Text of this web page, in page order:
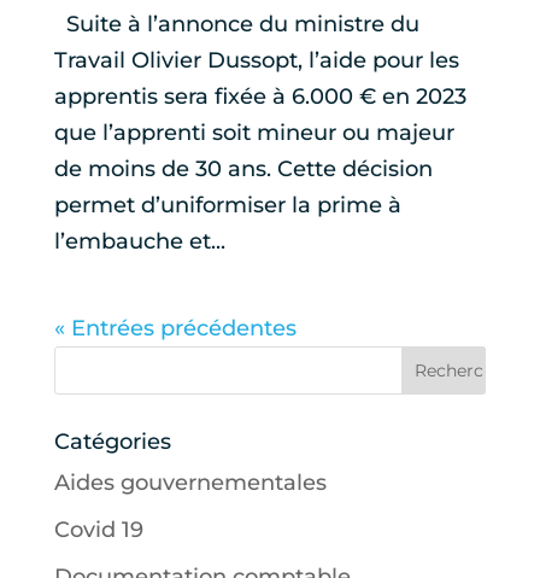
Suite à l’annonce du ministre du
Travail Olivier Dussopt, l’aide pour les
apprentis sera fixée à 6.000 € en 2023
que l’apprenti soit mineur ou majeur
de moins de 30 ans. Cette décision
permet d’uniformiser la prime à
l’embauche et...
« Entrées précédentes
Catégories
Aides gouvernementales
Covid 19